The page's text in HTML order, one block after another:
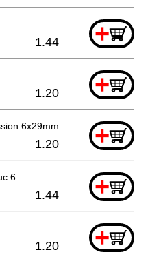
+
1.44
+
1.20
6x29mm +
1.20
6 +
1.44
+
1.20